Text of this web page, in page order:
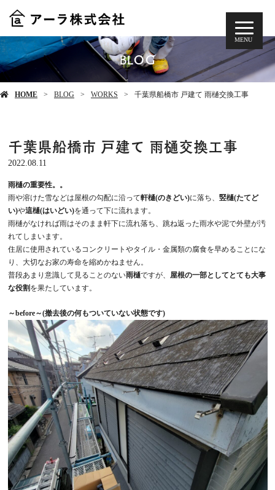
MENU
BLOG
HOME BLOG WORKS 千葉県船橋市 戸建て 雨樋交換工事
千葉県船橋市 戸建て 雨樋交換工事
2022.08.11
雨樋の重要性。。
雨や溶けた雪などは屋根の勾配に沿って軒樋(のきどい)に落ち、 竪樋(たてど
い)や這樋(はいどい)を通って下に流れます。
雨樋がなければ雨はそのまま軒下に流れ落ち、跳ね返った雨水や泥で外壁が汚
れてしまいます。
住居に使用されているコンクリートやタイル・金属類の腐食を早めることにな
り、大切なお家の寿命を縮めかねません。
普段あまり意識して見ることのない雨樋ですが、
屋根の一部としてとても大事
な役割 を果たしています。
～before～(撤去後の何もついていない状態です)